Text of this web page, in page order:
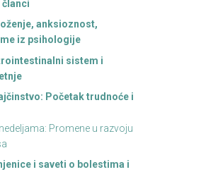
članci
anksioznost,
iz psihologije
sistem i
Početak trudnoće i
Promene u razvoju
i saveti o bolestima i